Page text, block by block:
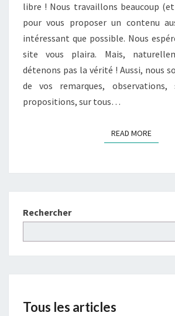
libre ! Nous travaillons beaucoup
pour vous proposer un contenu
intéressant que possible. Nous
site vous plaira. Mais,
détenons pas la vérité ! Aussi, nous
de vos remarques, observations,
propositions, sur tous…
READ MOREREAD
Rechercher
Tous les articles